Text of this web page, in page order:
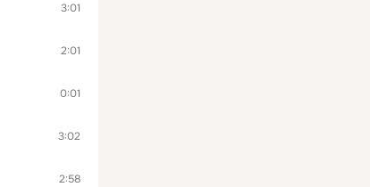
3:01
2:01
0:01
3:02
2:58